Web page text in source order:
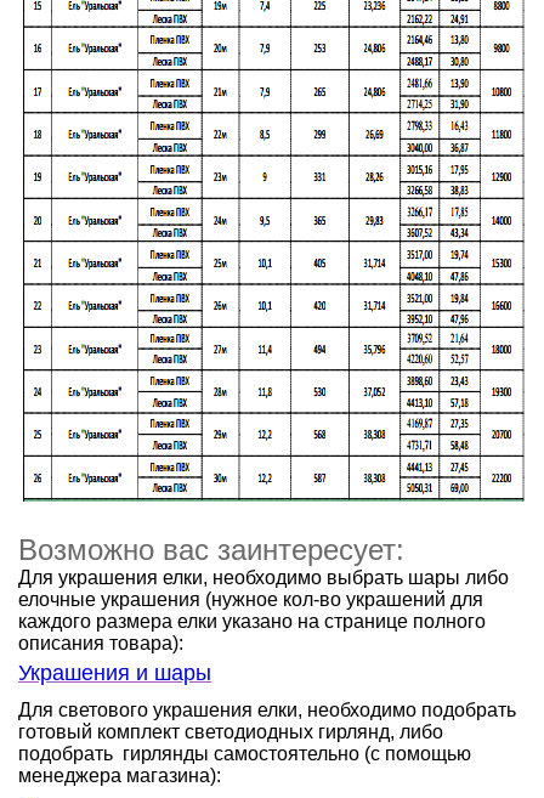
Возможно вас заинтересует:
Для украшения елки, необходимо выбрать шары либо
елочные украшения (нужное кол-во украшений для
каждого размера елки указано на странице полного
описания товара):
Украшения и шары
Для светового украшения елки, необходимо подобрать
готовый комплект светодиодных гирлянд, либо
подобрать гирлянды самостоятельно (с помощью
менеджера магазина):